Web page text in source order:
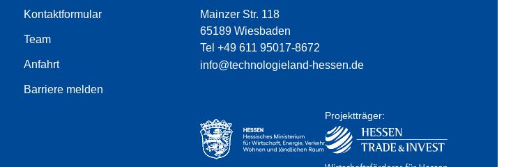
Kontaktformular
Team
Anfahrt
Barriere melden
Mainzer Str. 118
65189 Wiesbaden
Tel +49 611 95017-8672
info@technologieland-hessen.de
Projektträger: